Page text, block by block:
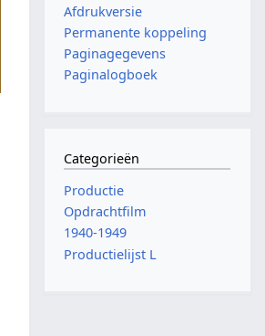
Afdrukversie
Permanente koppeling
Paginagegevens
Paginalogboek
Categorieën
Productie
Opdrachtfilm
1940-1949
Productielijst L